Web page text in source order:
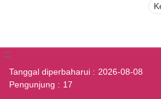
:::
Tanggal diperbaharui
2026-08-08
Pengunjung
17